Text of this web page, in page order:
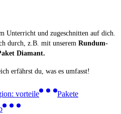
Unterricht und zugeschnitten auf dich.
durch, z.B. mit unserem Rundum-
Diamant.
erfährst du, was es umfasst!
vorteile
Pakete